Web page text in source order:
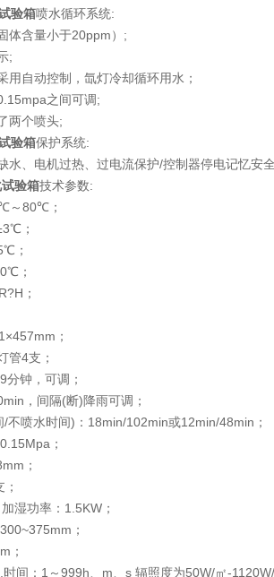
验箱喷水循环系统:
体含量小于20ppm）;
;
用自动控制，氙灯冷却循环用水；
之间可调;
两个喷头;
验箱保护系统:
水、电机过热、过电流保护/控制器停电记忆安
验箱技术参数:
～80℃；
；
；
；
；
；
管4支；
钟，可调；
，间隔(断)降雨可调；
不喷水时间)：18min/102min或12min/48min；
；
；
湿功率：1.5KW；
；
；
间：1～999h、m、s 辐照度为50W/㎡-